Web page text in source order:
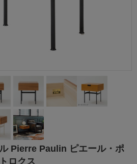
Pierre Paulin ピエール・ポ
ロクス